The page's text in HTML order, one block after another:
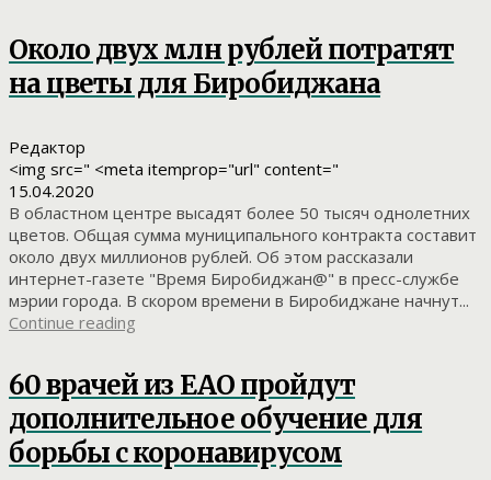
Около двух млн рублей потратят
на цветы для Биробиджана
Редактор
<img src=" <meta itemprop="url" content="
15.04.2020
В областном центре высадят более 50 тысяч однолетних
цветов. Общая сумма муниципального контракта составит
около двух миллионов рублей. Об этом рассказали
интернет-газете "Время Биробиджан@" в пресс-службе
мэрии города. В скором времени в Биробиджане начнут...
Continue reading
60 врачей из ЕАО пройдут
дополнительное обучение для
борьбы с коронавирусом